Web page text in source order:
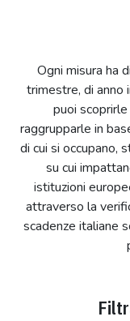
Ogni misura ha
trimestre, di anno
puoi
raggrupparle in
di cui si occupano,
su cui
istituzioni
attraverso la
scadenze italiane